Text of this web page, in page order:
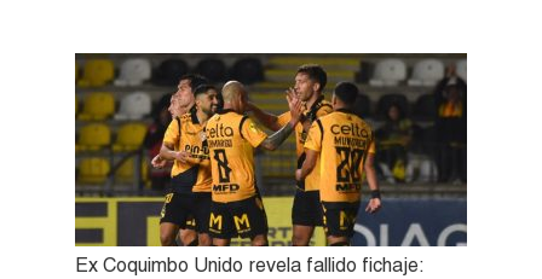
Ex Coquimbo Unido revela fallido fichaje: